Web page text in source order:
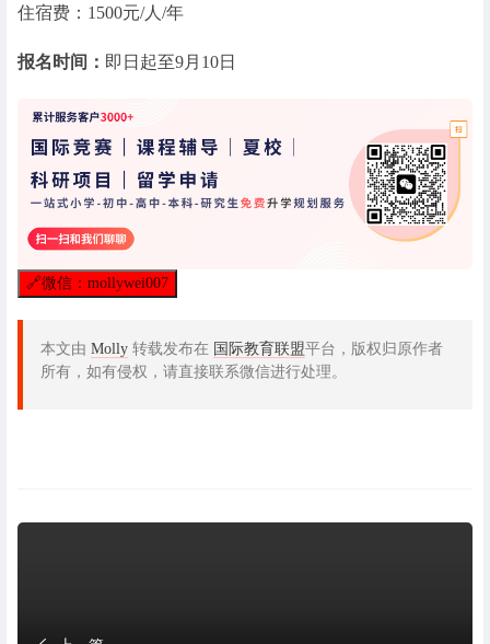
住宿费：1500元/人/年
报名时间： 即日起至9月10日
🔗微信：mollywei007
本文由 Molly 转载发布在 国际教育联盟平台，版权归原作者
所有，如有侵权，请直接联系微信进行处理。